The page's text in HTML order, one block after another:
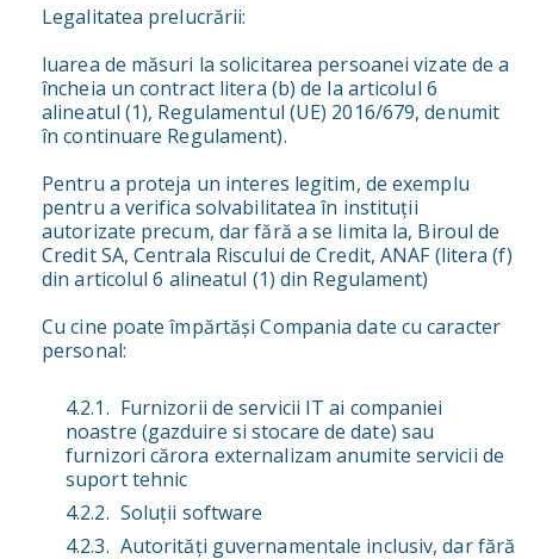
Legalitatea prelucrării:
luarea de măsuri la solicitarea persoanei vizate de a
încheia un contract litera (b) de la articolul 6
alineatul (1), Regulamentul (UE) 2016/679, denumit
în continuare Regulament).
Pentru a proteja un interes legitim, de exemplu
pentru a verifica solvabilitatea în instituții
autorizate precum, dar fără a se limita la, Biroul de
Credit SA, Centrala Riscului de Credit, ANAF (litera (f)
din articolul 6 alineatul (1) din Regulament)
Cu cine poate împărtăși Compania date cu caracter
personal:
Furnizorii de servicii IT ai companiei
noastre (gazduire si stocare de date) sau
furnizori cărora externalizam anumite servicii de
suport tehnic
Soluții software
Autorități guvernamentale inclusiv, dar fără